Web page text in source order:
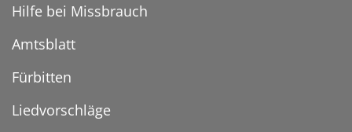
Hilfe bei Missbrauch
Amtsblatt
Fürbitten
Liedvorschläge